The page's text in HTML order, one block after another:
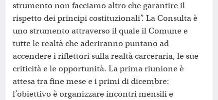
strumento non facciamo altro che garantire il
rispetto dei principi costituzionali”. La Consulta è
uno strumento attraverso il quale il Comune e
tutte le realtà che aderiranno puntano ad
accendere i riflettori sulla realtà carceraria, le sue
criticità e le opportunità. La prima riunione è
attesa tra fine mese e i primi di dicembre:
l’obiettivo è organizzare incontri mensili e